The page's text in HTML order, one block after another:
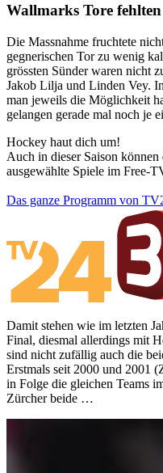
Wallmarks Tore fehlten
Die Massnahme fruchtete
gegnerischen Tor zu wenig
grössten Sünder waren nicht
Jakob Lilja und Linden Vey.
man jeweils die Möglichkeit
gelangen gerade mal noch je
Hockey haut dich um!
Auch in dieser Saison
ausgewählte Spiele im Free-
Das ganze Programm von
Damit stehen wie im letzten
Final, diesmal allerdings mit
sind nicht zufällig auch die
Erstmals seit 2000 und 2001
in Folge die gleichen Teams
Zürcher beide …